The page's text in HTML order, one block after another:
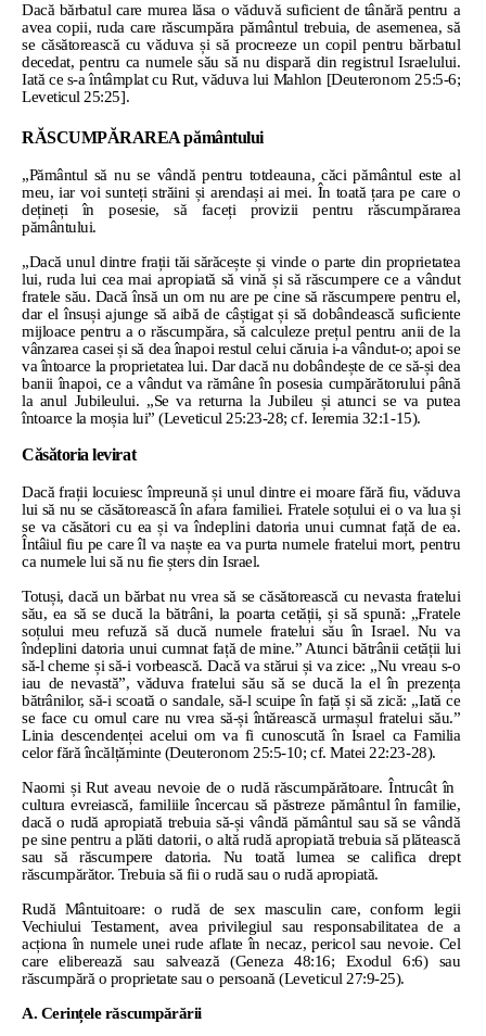
Dacă bărbatul care murea lăsa o văduvă suficient de tânără pentru a
avea copii, ruda care răscumpăra pământul trebuia, de asemenea, să
se căsătorească cu văduva și să procreeze un copil pentru bărbatul
decedat, pentru ca numele său să nu dispară din registrul Israelului.
Iată ce s-a întâmplat cu Rut, văduva lui Mahlon [Deuteronom 25:5-6;
Leveticul 25:25].
RĂSCUMPĂRAREA pământului
„Pământul să nu se vândă pentru totdeauna, căci pământul este al
meu, iar voi sunteți străini și arendași ai mei. În toată țara pe care o
dețineți în posesie, să faceți provizii pentru răscumpărarea
pământului.
„Dacă unul dintre frații tăi sărăcește și vinde o parte din proprietatea
lui, ruda lui cea mai apropiată să vină și să răscumpere ce a vândut
fratele său. Dacă însă un om nu are pe cine să răscumpere pentru el,
dar el însuși ajunge să aibă de câștigat și să dobândească suficiente
mijloace pentru a o răscumpăra, să calculeze prețul pentru anii de la
vânzarea casei și să dea înapoi restul celui căruia i-a vândut-o; apoi se
va întoarce la proprietatea lui. Dar dacă nu dobândește de ce să-și dea
banii înapoi, ce a vândut va rămâne în posesia cumpărătorului până
la anul Jubileului. „Se va returna la Jubileu și atunci se va putea
întoarce la moșia lui” (Leveticul 25:23-28; cf. Ieremia 32:1-15).
Căsătoria levirat
Dacă frații locuiesc împreună și unul dintre ei moare fără fiu, văduva
lui să nu se căsătorească în afara familiei. Fratele soțului ei o va lua și
se va căsători cu ea și va îndeplini datoria unui cumnat față de ea.
Întâiul fiu pe care îl va naște ea va purta numele fratelui mort, pentru
ca numele lui să nu fie șters din Israel.
Totuși, dacă un bărbat nu vrea să se căsătorească cu nevasta fratelui
său, ea să se ducă la bătrâni, la poarta cetății, și să spună: „Fratele
soțului meu refuză să ducă numele fratelui său în Israel. Nu va
îndeplini datoria unui cumnat față de mine.” Atunci bătrânii cetății lui
să-l cheme și să-i vorbească. Dacă va stărui și va zice: „Nu vreau s-o
iau de nevastă”, văduva fratelui său să se ducă la el în prezența
bătrânilor, să-i scoată o sandale, să-l scuipe în față și să zică: „Iată ce
se face cu omul care nu vrea să-și întărească urmașul fratelui său.”
Linia descendenței acelui om va fi cunoscută în Israel ca Familia
celor fără încălțăminte (Deuteronom 25:5-10; cf. Matei 22:23-28).
Naomi și Rut aveau nevoie de o rudă răscumpărătoare. Întrucât în ​​
cultura evreiască, familiile încercau să păstreze pământul în familie,
dacă o rudă apropiată trebuia să-și vândă pământul sau să se vândă
pe sine pentru a plăti datorii, o altă rudă apropiată trebuia să plătească
sau să răscumpere datoria. Nu toată lumea se califica drept
răscumpărător. Trebuia să fii o rudă sau o rudă apropiată.
Rudă Mântuitoare: o rudă de sex masculin care, conform legii
Vechiului Testament, avea privilegiul sau responsabilitatea de a
acționa în numele unei rude aflate în necaz, pericol sau nevoie. Cel
care eliberează sau salvează (Geneza 48:16; Exodul 6:6) sau
răscumpără o proprietate sau o persoană (Leveticul 27:9-25).
A. Cerințele răscumpărării